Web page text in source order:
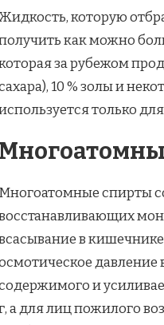
которую
как можно
за рубежом
10 % золы и
только
Многоатомные спирты
в
и
а для лиц пожилого